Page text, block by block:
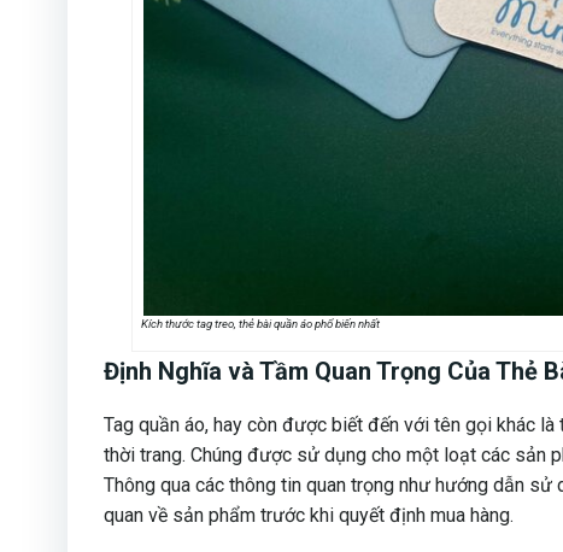
Kích thước tag treo, thẻ bài quần áo phổ biến nhất
Định Nghĩa và Tầm Quan Trọng Của Thẻ
Tag quần áo, hay còn được biết đến với tên gọi khác
thời trang. Chúng được sử dụng cho một loạt các sản
Thông qua các thông tin quan trọng như hướng dẫn
quan về sản phẩm trước khi quyết định mua hàng.